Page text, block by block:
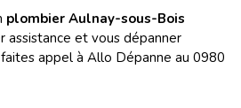
plombier Aulnay-sous-Bois
assistance et vous dépanner
appel à Allo Dépanne au 0980